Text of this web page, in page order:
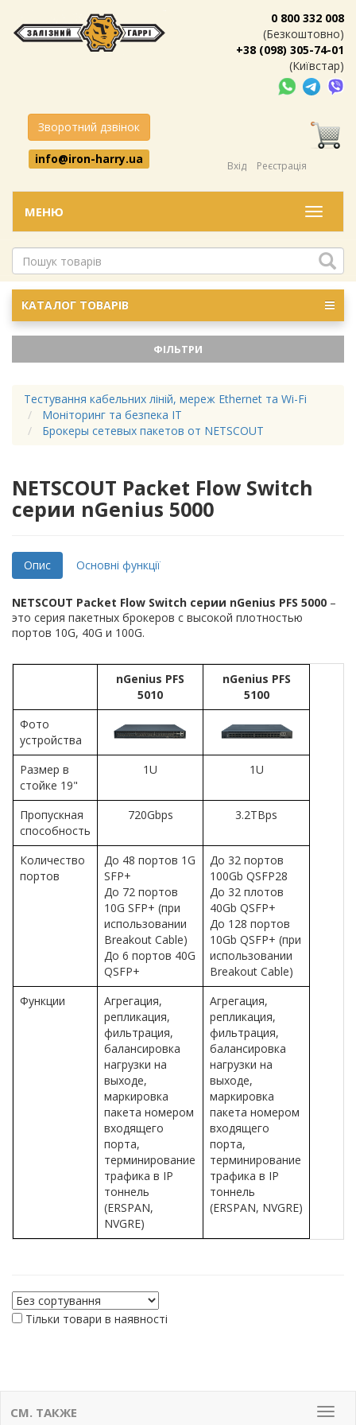
0 800 332 008
(Безкоштовно)
+38 (098) 305-74-01
(Київстар)
Зворотний дзвінок
info@iron-harry.ua
Вхід Реєстрація
Меню
МЕНЮ
КАТАЛОГ ТОВАРІВ
ФІЛЬТРИ
Тестування кабельних ліній, мереж Ethernet та Wi-Fi
Моніторинг та безпека IT
Брокеры сетевых пакетов от NETSCOUT
NETSCOUT Packet Flow Switch
серии nGenius 5000
Опис Основні функції
NETSCOUT Packet Flow Switch серии nGenius PFS 5000 –
это серия пакетных брокеров с высокой плотностью
портов 10G, 40G и 100G.
nGenius PFS
5010
nGenius PFS
5100
Фото
устройства
Размер в
стойке 19"
1U 1U
Пропускная
способность
720Gbps 3.2TBps
Количество
портов
До 48 портов 1G
SFP+
До 72 портов
10G SFP+ (при
использовании
Breakout Cable)
До 6 портов 40G
QSFP+
До 32 портов
100Gb QSFP28
До 32 плотов
40Gb QSFP+
До 128 портов
10Gb QSFP+ (при
использовании
Breakout Cable)
Функции
Агрегация,
репликация,
фильтрация,
балансировка
нагрузки на
выходе,
маркировка
пакета номером
входящего
порта,
терминирование
трафика в IP
тоннель
(ERSPAN,
NVGRE)
Агрегация,
репликация,
фильтрация,
балансировка
нагрузки на
выходе,
маркировка
пакета номером
входящего
порта,
терминирование
трафика в IP
тоннель
(ERSPAN, NVGRE)
Тільки товари в наявності
Меню
СМ. ТАКЖЕ